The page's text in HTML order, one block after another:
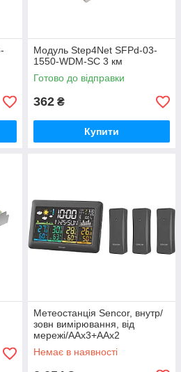
Модуль Step4Net SFPd-03-
1550-WDM-SC 3 км
Готово до відправки
362 ₴
Купити
Метеостанція Sencor, внутр/
зовн вимірювання, від
мережі/AAх3+AAx2
(SWS6300)
Немає в наявності